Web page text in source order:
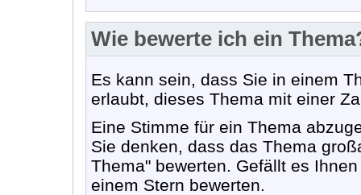
Wie bewerte ich ein
Es kann sein, dass Sie in einem
erlaubt, dieses Thema mit einer
Eine Stimme für ein Thema
Sie denken, dass das Thema
Thema" bewerten. Gefällt es
einem Stern bewerten.